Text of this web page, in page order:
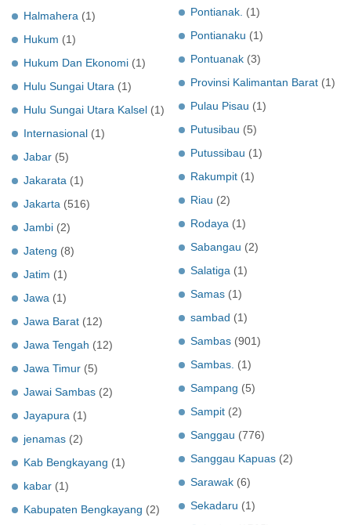
Halmahera (1)
Hukum (1)
Hukum Dan Ekonomi (1)
Hulu Sungai Utara (1)
Hulu Sungai Utara Kalsel (1)
Internasional (1)
Jabar (5)
Jakarata (1)
Jakarta (516)
Jambi (2)
Jateng (8)
Jatim (1)
Jawa (1)
Jawa Barat (12)
Jawa Tengah (12)
Jawa Timur (5)
Jawai Sambas (2)
Jayapura (1)
jenamas (2)
Kab Bengkayang (1)
kabar (1)
Kabupaten Bengkayang (2)
Pontianak. (1)
Pontianaku (1)
Pontuanak (3)
Provinsi Kalimantan Barat (1)
Pulau Pisau (1)
Putusibau (5)
Putussibau (1)
Rakumpit (1)
Riau (2)
Rodaya (1)
Sabangau (2)
Salatiga (1)
Samas (1)
sambad (1)
Sambas (901)
Sambas. (1)
Sampang (5)
Sampit (2)
Sanggau (776)
Sanggau Kapuas (2)
Sarawak (6)
Sekadaru (1)